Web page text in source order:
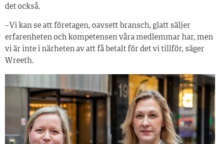
det också.
– Vi kan se att företagen, oavsett bransch, glatt säljer
erfarenheten och kompetensen våra medlemmar har, men
vi är inte i närheten av att få betalt för det vi tillför, säger
Wreeth.